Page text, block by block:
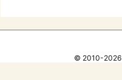
© 2010-2026